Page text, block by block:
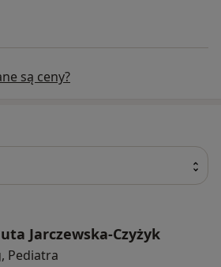
są ceny?
Jarczewska-Czyżyk
Pediatra